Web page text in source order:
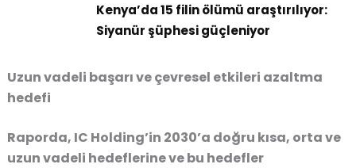
Kenya’da 15 filin ölümü araştırılıyor:
Siyanür şüphesi güçleniyor
Uzun vadeli başarı ve çevresel etkileri azaltma
hedefi
Raporda, IC Holding’in 2030’a doğru kısa, orta ve
uzun vadeli hedeflerine ve bu hedefler